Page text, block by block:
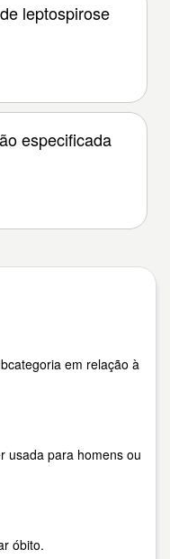
leptospirose
especificada
em relação à
usada para homens ou
óbito.